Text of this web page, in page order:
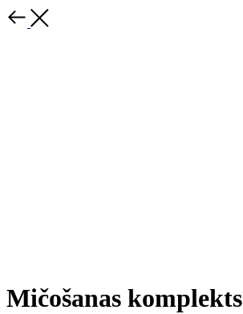
Mičošanas komplekts